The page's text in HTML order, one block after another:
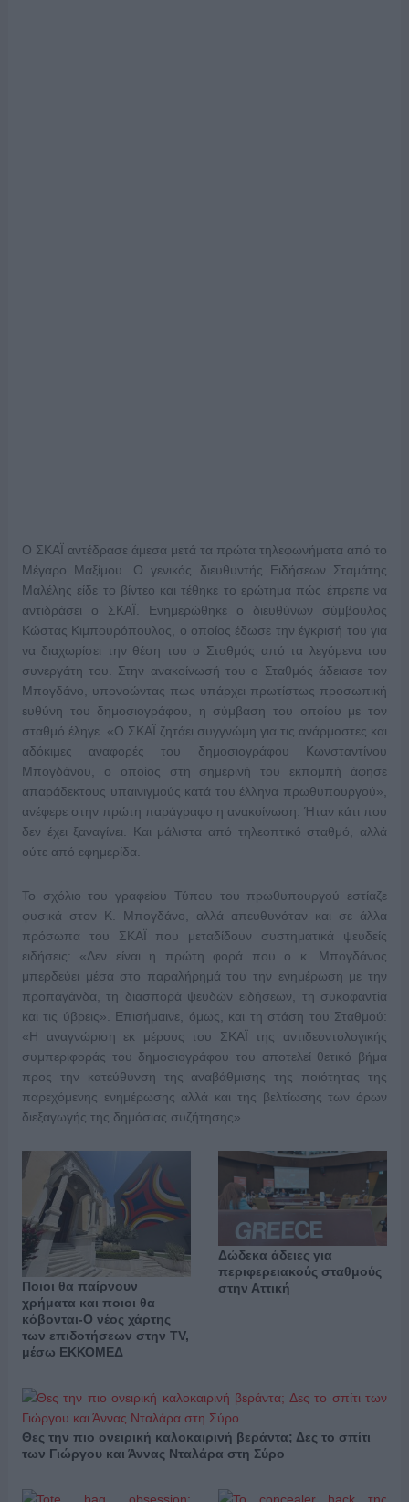
Ο ΣΚΑΪ αντέδρασε άμεσα μετά τα πρώτα τηλεφωνήματα από το
Μέγαρο Μαξίμου. Ο γενικός διευθυντής Ειδήσεων Σταμάτης
Μαλέλης είδε το βίντεο και τέθηκε το ερώτημα πώς έπρεπε να
αντιδράσει ο ΣΚΑΪ. Ενημερώθηκε ο διευθύνων σύμβουλος
Κώστας Κιμπουρόπουλος, ο οποίος έδωσε την έγκρισή του για
να διαχωρίσει την θέση του ο Σταθμός από τα λεγόμενα του
συνεργάτη του. Στην ανακοίνωσή του ο Σταθμός άδειασε τον
Μπογδάνο, υπονοώντας πως υπάρχει πρωτίστως προσωπική
ευθύνη του δημοσιογράφου, η σύμβαση του οποίου με τον
σταθμό έληγε. «Ο ΣΚΑΪ ζητάει συγγνώμη για τις ανάρμοστες και
αδόκιμες αναφορές του δημοσιογράφου Κωνσταντίνου
Μπογδάνου, ο οποίος στη σημερινή του εκπομπή άφησε
απαράδεκτους υπαινιγμούς κατά του έλληνα πρωθυπουργού»,
ανέφερε στην πρώτη παράγραφο η ανακοίνωση. Ήταν κάτι που
δεν έχει ξαναγίνει. Και μάλιστα από τηλεοπτικό σταθμό, αλλά
ούτε από εφημερίδα.
Το σχόλιο του γραφείου Τύπου του πρωθυπουργού εστίαζε
φυσικά στον Κ. Μπογδάνο, αλλά απευθυνόταν και σε άλλα
πρόσωπα του ΣΚΑΪ που μεταδίδουν συστηματικά ψευδείς
ειδήσεις: «Δεν είναι η πρώτη φορά που ο κ. Μπογδάνος
μπερδεύει μέσα στο παραλήρημά του την ενημέρωση με την
προπαγάνδα, τη διασπορά ψευδών ειδήσεων, τη συκοφαντία
και τις ύβρεις». Επισήμαινε, όμως, και τη στάση του Σταθμού:
«Η αναγνώριση εκ μέρους του ΣΚΑΪ της αντιδεοντολογικής
συμπεριφοράς του δημοσιογράφου του αποτελεί θετικό βήμα
προς την κατεύθυνση της αναβάθμισης της ποιότητας της
παρεχόμενης ενημέρωσης αλλά και της βελτίωσης των όρων
διεξαγωγής της δημόσιας συζήτησης».
Ποιοι θα παίρνουν
χρήματα και ποιοι θα
κόβονται-Ο νέος χάρτης
των επιδοτήσεων στην TV,
μέσω ΕΚΚΟΜΕΔ
Δώδεκα άδειες για
περιφερειακούς σταθμούς
στην Αττική
Θες την πιο ονειρική καλοκαιρινή βεράντα; Δες το σπίτι
των Γιώργου και Άννας Νταλάρα στη Σύρο